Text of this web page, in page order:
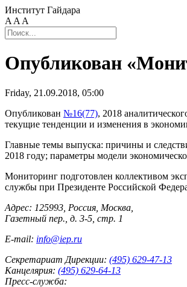
Институт Гайдара
A A A
Опубликован
Friday, 21.09.2018, 05:00
Опубликован №16(77), 2018
текущие тенденции и изменения в
Главные темы выпуска: причины и
2018 году; параметры модели
Мониторинг подготовлен коллективом
службы при Президенте Российской
Адрес: 125993, Россия, Москва,
Газетный пер., д. 3-5, стр. 1
E-mail: info@iep.ru
Секретариат Дирекции: (495) 629-47-13
Канцелярия: (495) 629-64-13
Пресс-служба: